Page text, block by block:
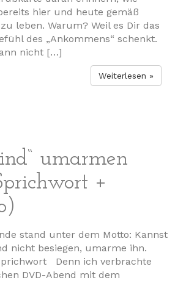
hier und heute gemäß
leben. Warum? Weil es Dir das
des „Ankommens“ schenkt.
nicht […]
Weiterlesen »
umarmen
+
stand unter dem Motto: Kannst
nicht besiegen, umarme ihn.
Denn ich verbrachte
DVD-Abend mit dem